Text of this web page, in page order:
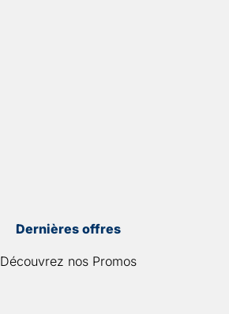
Dernières offres
Découvrez nos Promos